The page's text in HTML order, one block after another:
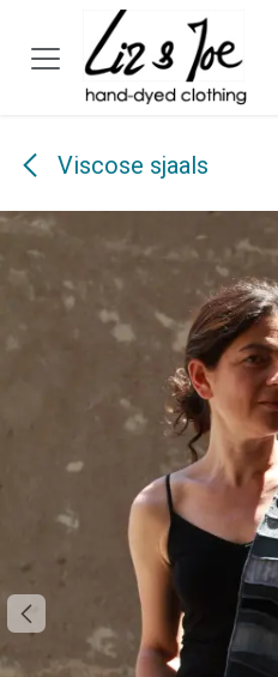
Overslaan naar inhoud
Viscose sjaals